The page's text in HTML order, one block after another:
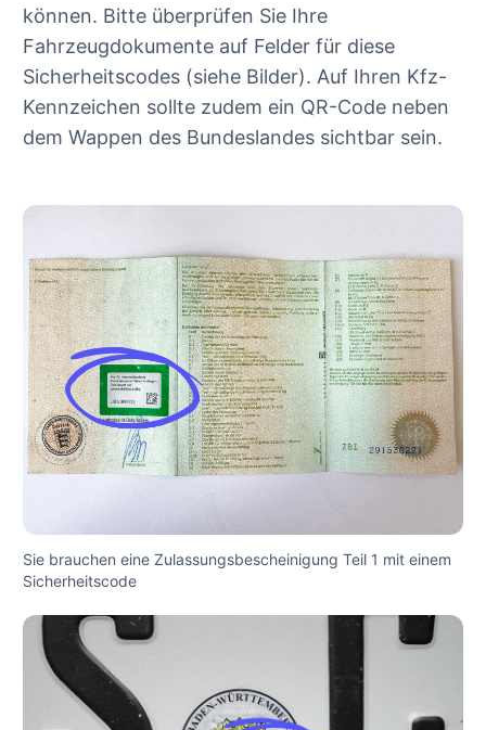
können. Bitte überprüfen Sie Ihre
Fahrzeugdokumente auf Felder für diese
Sicherheitscodes (siehe Bilder). Auf Ihren Kfz-
Kennzeichen sollte zudem ein QR-Code neben
dem Wappen des Bundeslandes sichtbar sein.
Sie brauchen eine Zulassungsbescheinigung Teil 1 mit einem
Sicherheitscode